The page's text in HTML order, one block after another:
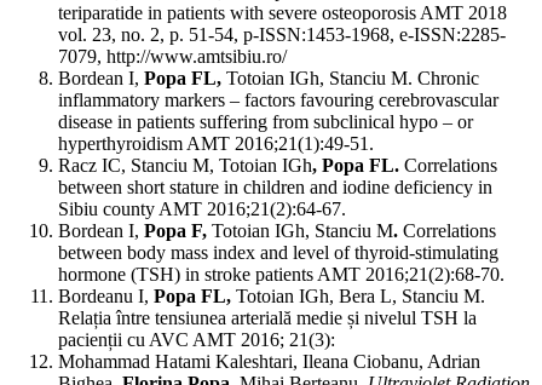
teriparatide in patients with severe osteoporosis AMT 2018
vol. 23, no. 2, p. 51-54, p-ISSN:1453-1968, e-ISSN:2285-
7079, http://www.amtsibiu.ro/
Bordean I, Popa FL, Totoian IGh, Stanciu M. Chronic
inflammatory markers – factors favouring cerebrovascular
disease in patients suffering from subclinical hypo – or
hyperthyroidism AMT 2016;21(1):49-51.
Racz IC, Stanciu M, Totoian IGh, Popa FL. Correlations
between short stature in children and iodine deficiency in
Sibiu county AMT 2016;21(2):64-67.
Bordean I, Popa F, Totoian IGh, Stanciu M. Correlations
between body mass index and level of thyroid-stimulating
hormone (TSH) in stroke patients AMT 2016;21(2):68-70.
Bordeanu I, Popa FL, Totoian IGh, Bera L, Stanciu M.
Relația între tensiunea arterială medie și nivelul TSH la
pacienții cu AVC AMT 2016; 21(3):
Mohammad Hatami Kaleshtari, Ileana Ciobanu, Adrian